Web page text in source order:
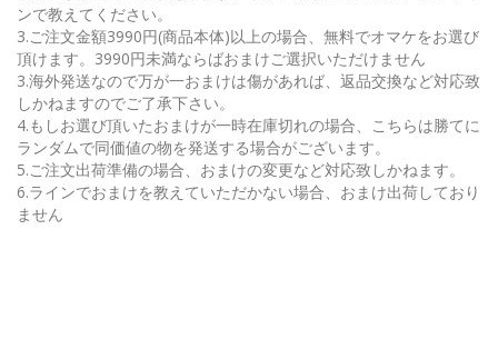
ンで教えてください。
3.ご注文金額3990円(商品本体)以上の場合、無料でオマケをお選び
頂けます。3990円未満ならばおまけご選択いただけません
3.海外発送なので万が一おまけは傷があれば、返品交換など対応致
しかねますのでご了承下さい。
4.もしお選び頂いたおまけが一時在庫切れの場合、こちらは勝てに
ランダムで同価値の物を発送する場合がございます。
5.ご注文出荷準備の場合、おまけの変更など対応致しかねます。
6.ラインでおまけを教えていただかない場合、おまけ出荷しており
ません